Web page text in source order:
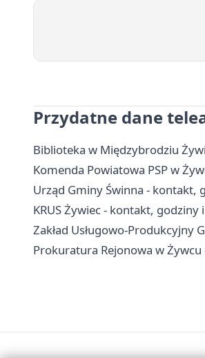
Przydatne dane
Biblioteka w Międzybrodziu
Komenda Powiatowa PSP w
Urząd Gminy Świnna - kontakt,
KRUS Żywiec - kontakt, godziny
Zakład Usługowo-
Prokuratura Rejonowa w